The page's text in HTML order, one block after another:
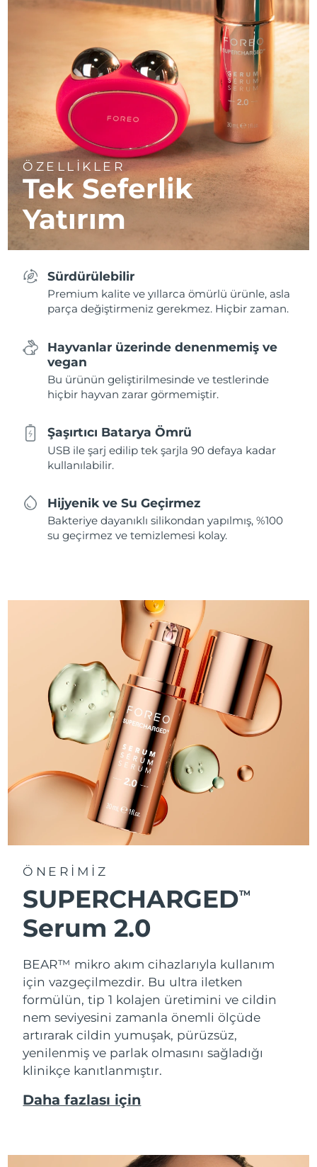
ÖZELLİKLER
Tek Seferlik
Yatırım
Sürdürülebilir
Premium kalite ve yıllarca ömürlü ürünle, asla
parça değiştirmeniz gerekmez. Hiçbir zaman.
Hayvanlar üzerinde denenmemiş ve
vegan
Bu ürünün geliştirilmesinde ve testlerinde
hiçbir hayvan zarar görmemiştir.
Şaşırtıcı Batarya Ömrü
USB ile şarj edilip tek şarjla 90 defaya kadar
kullanılabilir.
Hijyenik ve Su Geçirmez
Bakteriye dayanıklı silikondan yapılmış, %100
su geçirmez ve temizlemesi kolay.
ÖNERİMİZ
SUPERCHARGEDTM
Serum 2.0
BEAR™ mikro akım cihazlarıyla kullanım
için vazgeçilmezdir. Bu ultra iletken
formülün, tip 1 kolajen üretimini ve cildin
nem seviyesini zamanla önemli ölçüde
artırarak cildin yumuşak, pürüzsüz,
yenilenmiş ve parlak olmasını sağladığı
klinikçe kanıtlanmıştır.
Daha fazlası için